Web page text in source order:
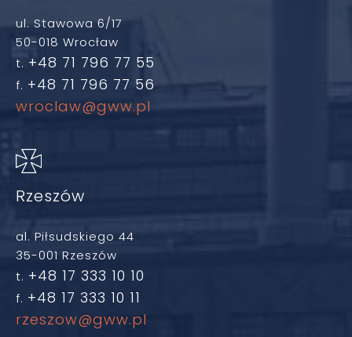
ul. Stawowa 6/17
50-018 Wrocław
t. +48 71 796 77 55
f. +48 71 796 77 56
wroclaw@gww.pl
Rzeszów
al. Piłsudskiego 44
35-001 Rzeszów
t. +48 17 333 10 10
f. +48 17 333 10 11
rzeszow@gww.pl